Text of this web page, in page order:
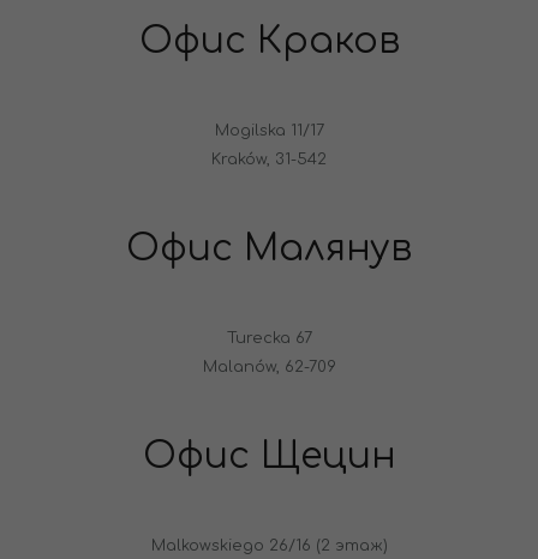
Офис Краков
Mogilska 11/17
Kraków, 31-542
Офис Малянув
Turecka 67
Malanów, 62-709
Офис Щецин
Malkowskiego 26/16 (2 этаж)